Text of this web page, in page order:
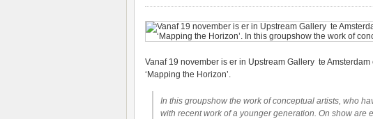
Vanaf 19 november is er in Upstream Gallery te
‘Mapping the Horizon’.
In this groupshow the work of conceptual artists, who
with recent work of a younger generation. On show are